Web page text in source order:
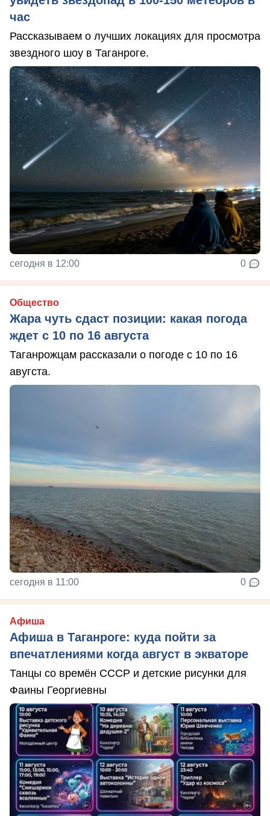
час
Рассказываем о лучших локациях для просмотра
звездного шоу в Таганроге.
сегодня в 12:00 0
Общество
Жара чуть сдаст позиции: какая погода
ждет с 10 по 16 августа
Таганрожцам рассказали о погоде с 10 по 16
авугста.
сегодня в 11:00 0
Афиша
Афиша в Таганроге: куда пойти за
впечатлениями когда август в экваторе
Танцы со времён СССР и детские рисунки для
Фаины Георгиевны